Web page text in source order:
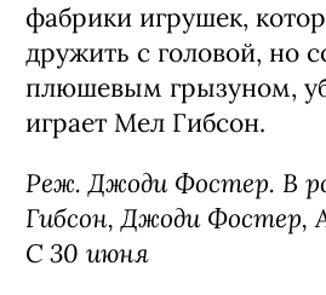
фабрики игрушек,
дружить с головой, но
плюшевым грызуном,
играет Мел Гибсон.
Реж. Джоди Фостер. В
Гибсон, Джоди Фостер,
С 30 июня